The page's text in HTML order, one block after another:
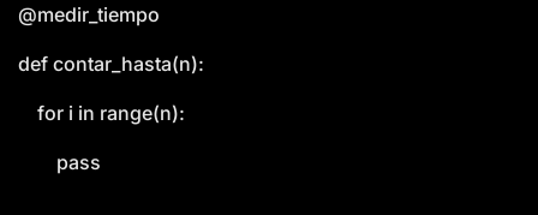
@medir_tiempo
def contar_hasta(n):
for i in range(n):
pass